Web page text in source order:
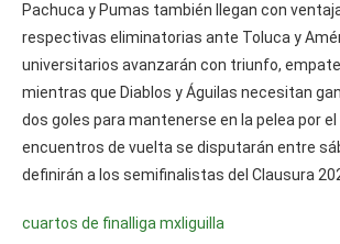
Pachuca y Pumas también llegan con
respectivas eliminatorias ante Toluca y
universitarios avanzarán con triunfo,
mientras que Diablos y Águilas necesitan
dos goles para mantenerse en la pelea por
encuentros de vuelta se disputarán entre
definirán a los semifinalistas del Clausura
cuartos de final liga mxliguilla